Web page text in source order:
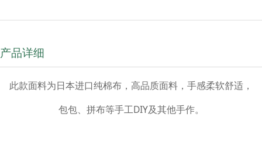
产品详细
此款面料为日本进口纯棉布，高品质面料，手感柔软舒适，
包包、拼布等手工DIY及其他手作。